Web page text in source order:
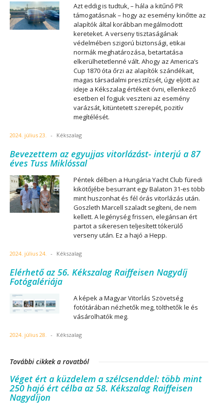
Azt eddig is tudtuk, – hála a kitűnő PR
támogatásnak – hogy az esemény kinőtte az
alapítók által korábban megálmodott
kereteket. A verseny tisztaságának
védelmében szigorú biztonsági, etikai
normák meghatározása, betartatása
elkerülhetetlenné vált. Ahogy az America’s
Cup 1870 óta őrzi az alapítók szándékait,
magas társadalmi presztízsét, úgy eljött az
ideje a Kékszalag értékeit óvni, ellenkező
esetben el fogjuk veszteni az esemény
varázsát, kitüntetett szerepét, pozitív
megítélését.
2024. július 23. - Kékszalag
Bevezettem az egyujjas vitorlázást- interjú a 87
éves Tuss Miklóssal
Péntek délben a Hungária Yacht Club füredi
kikötőjébe besurrant egy Balaton 31-es több
mint huszonhat és fél órás vitorlázás után.
Goszleth Marcell szaladt segíteni, de nem
kellett. A legénység frissen, elegánsan ért
partot a sikeresen teljesített tókerülő
verseny után. Ez a hajó a Hepp.
2024. július 24. - Kékszalag
Elérhető az 56. Kékszalag Raiffeisen Nagydíj
Fotógalériája
A képek a Magyar Vitorlás Szövetség
fotótárában nézhetők meg, tölthetők le és
vásárolhatók meg.
2024. július 28. - Kékszalag
További cikkek a rovatból
Véget ért a küzdelem a szélcsenddel: több mint
250 hajó ért célba az 58. Kékszalag Raiffeisen
Nagydíjon